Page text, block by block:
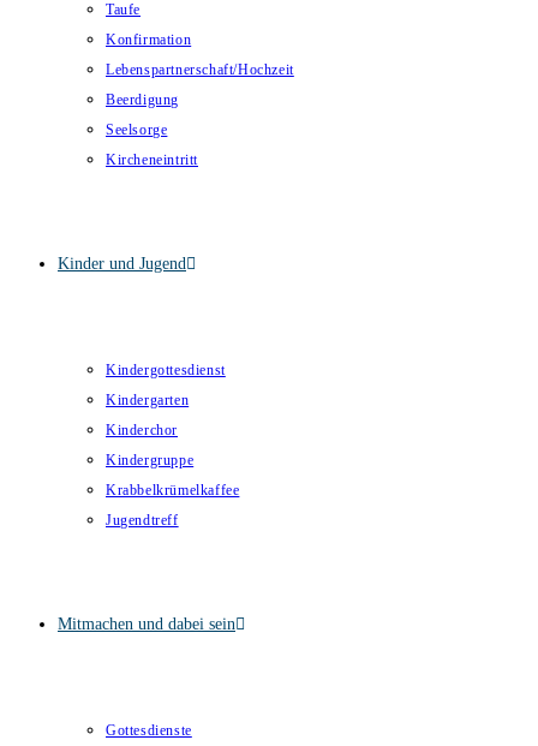
Taufe
Konfirmation
Lebenspartnerschaft/Hochzeit
Beerdigung
Seelsorge
Kircheneintritt
Kinder und Jugend
Kindergottesdienst
Kindergarten
Kinderchor
Kindergruppe
Krabbelkrümelkaffee
Jugendtreff
Mitmachen und dabei sein
Gottesdienste